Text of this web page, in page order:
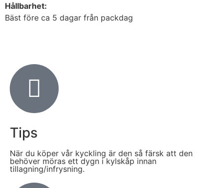
Hållbarhet:
Bäst före ca 5 dagar från packdag
Tips
När du köper vår kyckling är den så färsk att den
behöver möras ett dygn i kylskåp innan
tillagning/infrysning.